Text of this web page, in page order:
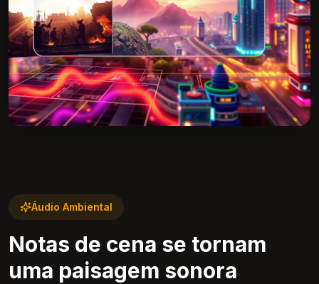
Áudio Ambiental
Notas de cena se tornam
uma paisagem sonora